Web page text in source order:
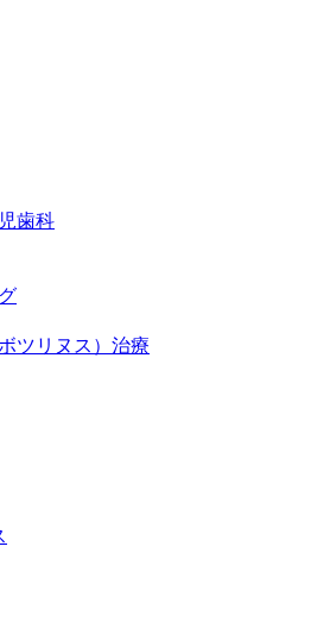
歯科
ツリヌス）治療